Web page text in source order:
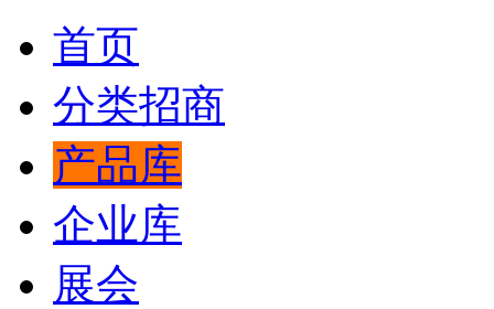
首页
分类招商
产品库
企业库
展会